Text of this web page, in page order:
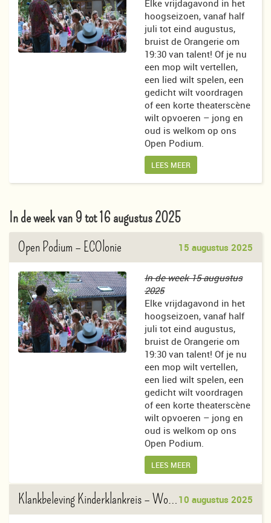
Elke vrijdagavond in het
hoogseizoen, vanaf half
juli tot eind augustus,
bruist de Orangerie om
19:30 van talent! Of je nu
een mop wilt vertellen,
een lied wilt spelen, een
gedicht wilt voordragen
of een korte theaterscène
wilt opvoeren – jong en
oud is welkom op ons
Open Podium.
LEES MEER
In de week van 9 tot 16 augustus 2025
Open Podium – ECOlonie 15 augustus 2025
In de week 15 augustus
2025
Elke vrijdagavond in het
hoogseizoen, vanaf half
juli tot eind augustus,
bruist de Orangerie om
19:30 van talent! Of je nu
een mop wilt vertellen,
een lied wilt spelen, een
gedicht wilt voordragen
of een korte theaterscène
wilt opvoeren – jong en
oud is welkom op ons
Open Podium.
LEES MEER
Klankbeleving Kinderklankreis– Wout de Eijk 10 augustus 2025